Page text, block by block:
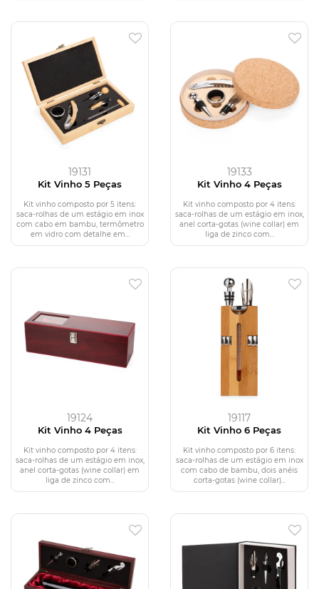
19131
Kit Vinho 5 Peças
Kit vinho composto por 5 itens:
saca-rolhas de um estágio em inox
com cabo em bambu, termômetro
em vidro com detalhe em...
19133
Kit Vinho 4 Peças
Kit vinho composto por 4 itens:
saca-rolhas de um estágio em inox,
anel corta-gotas (wine collar) em
liga de zinco com...
19124
Kit Vinho 4 Peças
Kit vinho composto por 4 itens:
saca-rolhas de um estágio em inox,
anel corta-gotas (wine collar) em
liga de zinco com...
19117
Kit Vinho 6 Peças
Kit vinho composto por 6 itens:
saca-rolhas de um estágio em inox
com cabo de bambu, dois anéis
corta-gotas (wine collar)...